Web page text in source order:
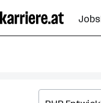
Seiteninhalt
springen
Jobs